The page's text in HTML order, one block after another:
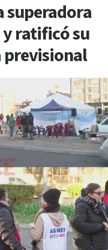
superadora
ratificó su
previsional